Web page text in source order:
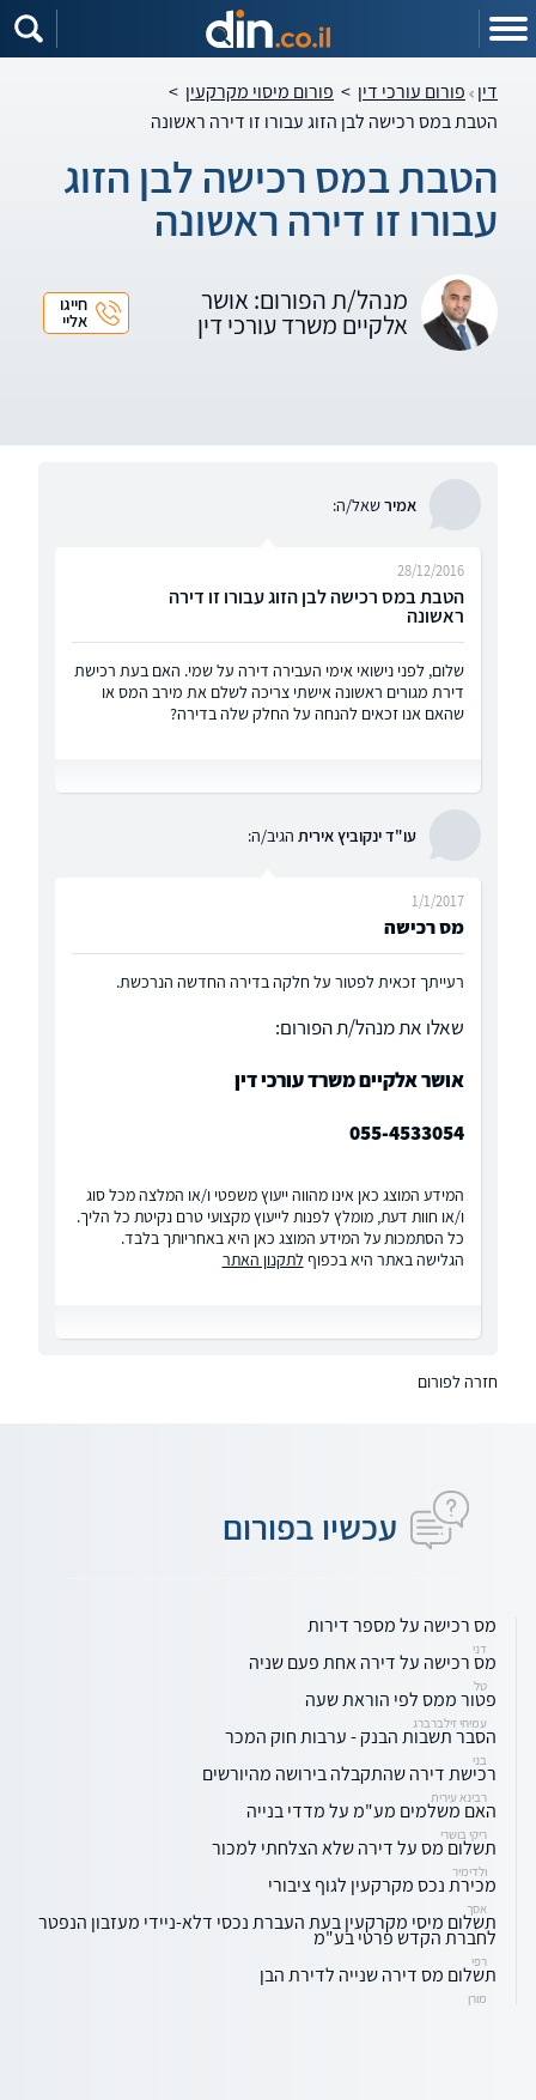
דין פורום עורכי דין > פורום מיסוי מקרקעין >
הטבת במס רכישה לבן הזוג עבורו זו דירה ראשונה
הטבת במס רכישה לבן הזוג
עבורו זו דירה ראשונה
מנהל/ת הפורום: אושר
אלקיים משרד עורכי דין
חייגו
אליי
אמירשאל/ה:
הטבת במס רכישה לבן הזוג עבורו זו דירה
ראשונה
28/12/2016
שלום, לפני נישואי אימי העבירה דירה על שמי. האם בעת רכישת
דירת מגורים ראשונה אישתי צריכה לשלם את מירב המס או
שהאם אנו זכאים להנחה על החלק שלה בדירה?
עו"ד ינקוביץ אירית הגיב/ה:
מס רכישה
1/1/2017
רעייתך זכאית לפטור על חלקה בדירה החדשה הנרכשת.
שאלו את מנהל/ת הפורום:
אושר אלקיים משרד עורכי דין
055-4533054
המידע המוצג כאן אינו מהווה ייעוץ משפטי ו/או המלצה מכל סוג
ו/או חוות דעת, מומלץ לפנות לייעוץ מקצועי טרם נקיטת כל הליך.
כל הסתמכות על המידע המוצג כאן היא באחריותך בלבד.
הגלישה באתר היא בכפוף לתקנון האתר
חזרה לפורום
עכשיו בפורום
מס רכישה על מספר דירות
דני
מס רכישה על דירה אחת פעם שניה
טל
פטור ממס לפי הוראת שעה
עמיחי זילברברג
הסבר תשבות הבנק - ערבות חוק המכר
בני
רכישת דירה שהתקבלה בירושה מהיורשים
רבינא עירית
האם משלמים מע"מ על מדדי בנייה
ריקי בושרי
תשלום מס על דירה שלא הצלחתי למכור
ולדימיר
מכירת נכס מקרקעין לגוף ציבורי
אסך
תשלום מיסי מקרקעין בעת העברת נכסי דלא-ניידי מעזבון הנפטר
לחברת הקדש פרטי בע"מ
רפי
תשלום מס דירה שנייה לדירת הבן
מורן